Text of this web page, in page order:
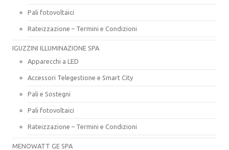
Pali fotovoltaici
Rateizzazione – Termini e Condizioni
IGUZZINI ILLUMINAZIONE SPA
Apparecchi a LED
Accessori Telegestione e Smart City
Pali e Sostegni
Pali fotovoltaici
Rateizzazione – Termini e Condizioni
MENOWATT GE SPA